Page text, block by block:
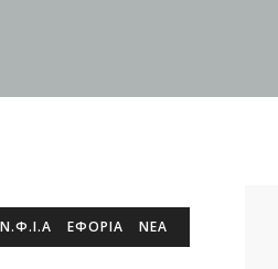
ΕΦΟΡΙΑ ΝΕΑ